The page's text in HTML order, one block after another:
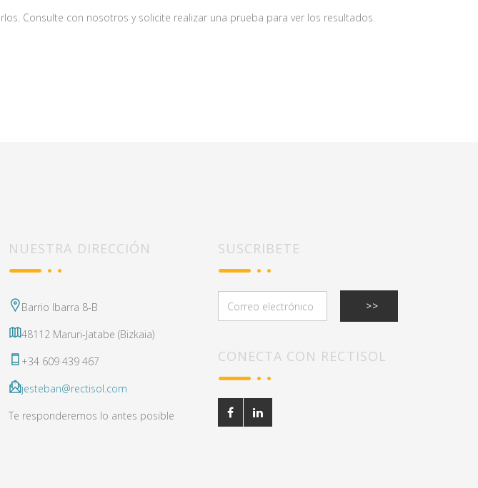
Consulte con nosotros y solicite realizar una prueba para ver los resultados.
NUESTRA DIRECCIÓN
Barrio Ibarra 8-B
48112 Maruri-Jatabe (Bizkaia)
+34 609 439 467
jesteban@rectisol.com
Te responderemos lo antes posible
SUSCRIBETE
CONECTA CON RECTISOL